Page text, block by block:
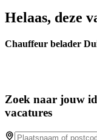
Helaas, deze
Chauffeur belader
Zoek naar jouw
vacatures